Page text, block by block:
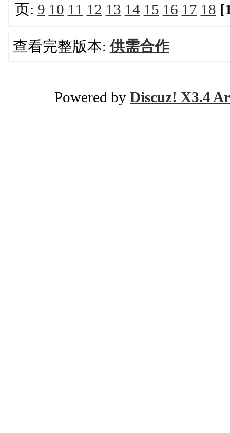
页: 9 10 11 12 13 14 15 16 17 18
查看完整版本:供需合作
Powered by Discuz! X3.4